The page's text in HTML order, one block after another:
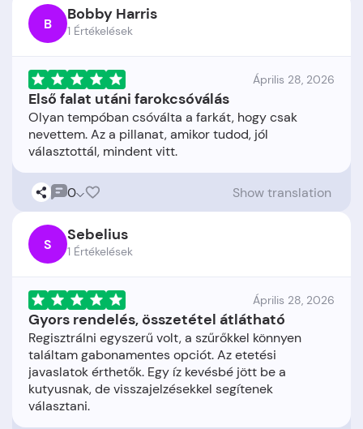
B Bobby Harris
1 Értékelések
Április 28, 2026
Első falat utáni farokcsóválás
Olyan tempóban csóválta a farkát, hogy csak
nevettem. Az a pillanat, amikor tudod, jól
0 Show translation
S Sebelius
1 Értékelések
Április 28, 2026
Gyors rendelés, összetétel átlátható
Regisztrálni egyszerű volt, a szűrőkkel könnyen
találtam gabonamentes opciót. Az etetési
javaslatok érthetők. Egy íz kevésbé jött be a
kutyusnak, de visszajelzésekkel segítenek